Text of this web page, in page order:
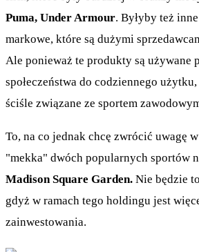
Puma, Under Armour. Byłyby też
markowe, które są dużymi
Ale ponieważ te produkty są używane
społeczeństwa do codziennego
ściśle związane ze sportem
To, na co jednak chcę zwrócić uwagę
"mekka" dwóch popularnych sportów
Madison Square Garden. Nie będzie
gdyż w ramach tego holdingu jest
zainwestowania.